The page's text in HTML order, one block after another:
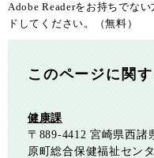
Adobe Readerをお持ちでな
ドしてください。（無料）
このページに関
健康課
〒889-4412 宮崎県西諸
原町総合保健福祉セン